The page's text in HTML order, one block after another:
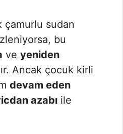
çamurlu sudan
bu
ve yeniden
Ancak çocuk kirli
devam eden
azabı ile